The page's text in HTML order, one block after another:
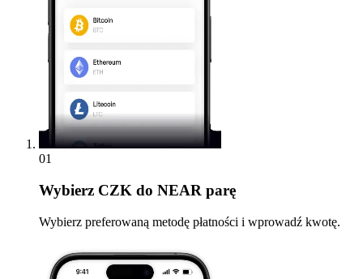
01
Wybierz CZK do NEAR parę
Wybierz preferowaną metodę płatności i wprowadź kwotę.